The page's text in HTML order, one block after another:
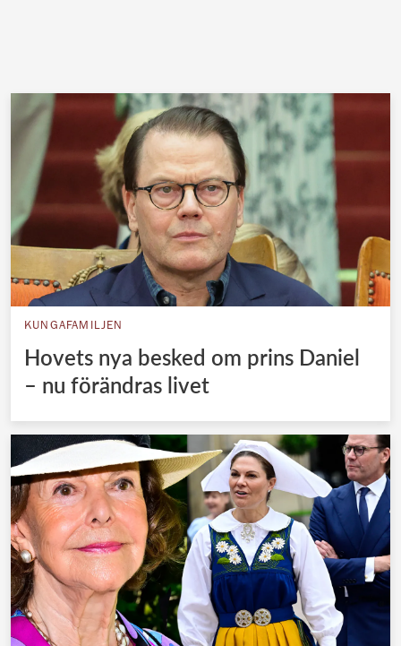
KUNGAFAMILJEN
Hovets nya besked om prins Daniel
– nu förändras livet